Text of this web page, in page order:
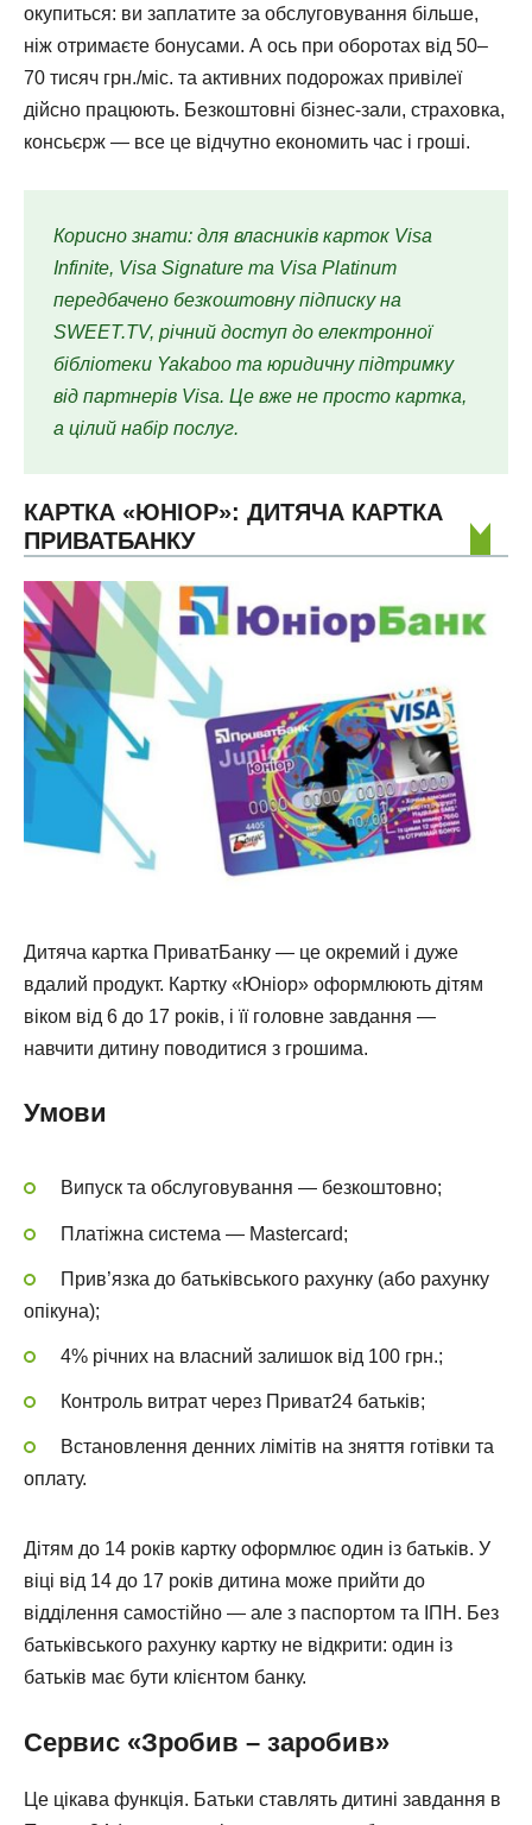
окупиться: ви заплатите за обслуговування більше,
ніж отримаєте бонусами. А ось при оборотах від 50–
70 тисяч грн./міс. та активних подорожах привілеї
дійсно працюють. Безкоштовні бізнес-зали, страховка,
консьєрж — все це відчутно економить час і гроші.
Корисно знати: для власників карток Visa
Infinite, Visa Signature та Visa Platinum
передбачено безкоштовну підписку на
SWEET.TV, річний доступ до електронної
бібліотеки Yakaboo та юридичну підтримку
від партнерів Visa. Це вже не просто картка,
а цілий набір послуг.
КАРТКА «ЮНІОР»: ДИТЯЧА КАРТКА
ПРИВАТБАНКУ
Дитяча картка ПриватБанку — це окремий і дуже
вдалий продукт. Картку «Юніор» оформлюють дітям
віком від 6 до 17 років, і її головне завдання —
навчити дитину поводитися з грошима.
Умови
Випуск та обслуговування — безкоштовно;
Платіжна система — Mastercard;
Прив’язка до батьківського рахунку (або рахунку
опікуна);
4% річних на власний залишок від 100 грн.;
Контроль витрат через Приват24 батьків;
Встановлення денних лімітів на зняття готівки та
оплату.
Дітям до 14 років картку оформлює один із батьків. У
віці від 14 до 17 років дитина може прийти до
відділення самостійно — але з паспортом та ІПН. Без
батьківського рахунку картку не відкрити: один із
батьків має бути клієнтом банку.
Сервис «Зробив – заробив»
Це цікава функція. Батьки ставлять дитині завдання в